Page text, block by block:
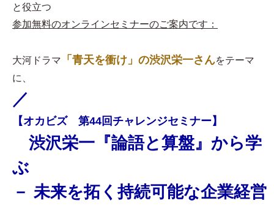
と役立つ
参加無料のオンラインセミナーのご案内です：
大河ドラマ 「青天を衝け」の渋沢栄一さんをテーマ
に、
／
【オカビズ 第44回チャレンジセミナー】
渋沢栄一『論語と算盤』から学
ぶ
－ 未来を拓く持続可能な企業経営